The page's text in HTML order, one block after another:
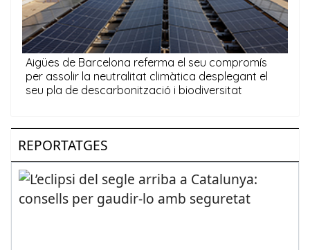
REPORTATGES